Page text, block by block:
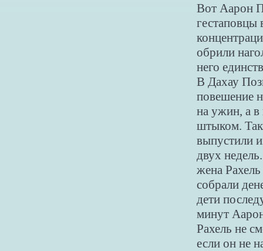
Вот Аарон
гестаповцы
обрили
него
В Дахау
повешение
на ужин, а в
штыком. Так
выпустили
двух
жена
собрали
дети
минут
Рахель не
если он не